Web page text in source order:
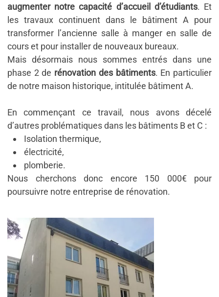
augmenter notre capacité d’accueil d’étudiants. Et
les travaux continuent dans le bâtiment A pour
transformer l’ancienne salle à manger en salle de
cours et pour installer de nouveaux bureaux.
Mais désormais nous sommes entrés dans une
phase 2 de rénovation des bâtiments. En particulier
de notre maison historique, intitulée bâtiment A.
En commençant ce travail, nous avons décelé
d’autres problématiques dans les bâtiments B et C :
Isolation thermique,
électricité,
plomberie.
Nous cherchons donc encore 150 000€ pour
poursuivre notre entreprise de rénovation.